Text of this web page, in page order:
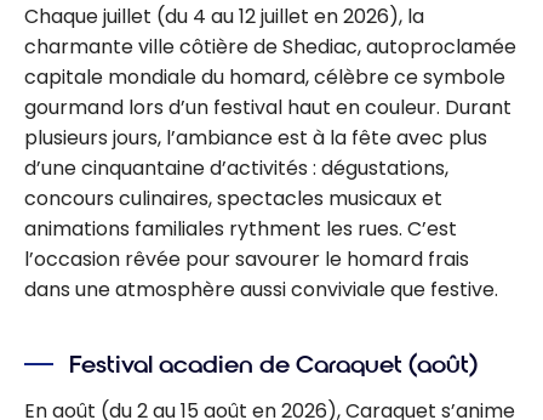
Chaque juillet (du 4 au 12 juillet en 2026), la
charmante ville côtière de Shediac, autoproclamée
capitale mondiale du homard, célèbre ce symbole
gourmand lors d’un festival haut en couleur. Durant
plusieurs jours, l’ambiance est à la fête avec plus
d’une cinquantaine d’activités : dégustations,
concours culinaires, spectacles musicaux et
animations familiales rythment les rues. C’est
l’occasion rêvée pour savourer le homard frais
dans une atmosphère aussi conviviale que festive.
Festival acadien de Caraquet (août)
En août (du 2 au 15 août en 2026), Caraquet s’anime